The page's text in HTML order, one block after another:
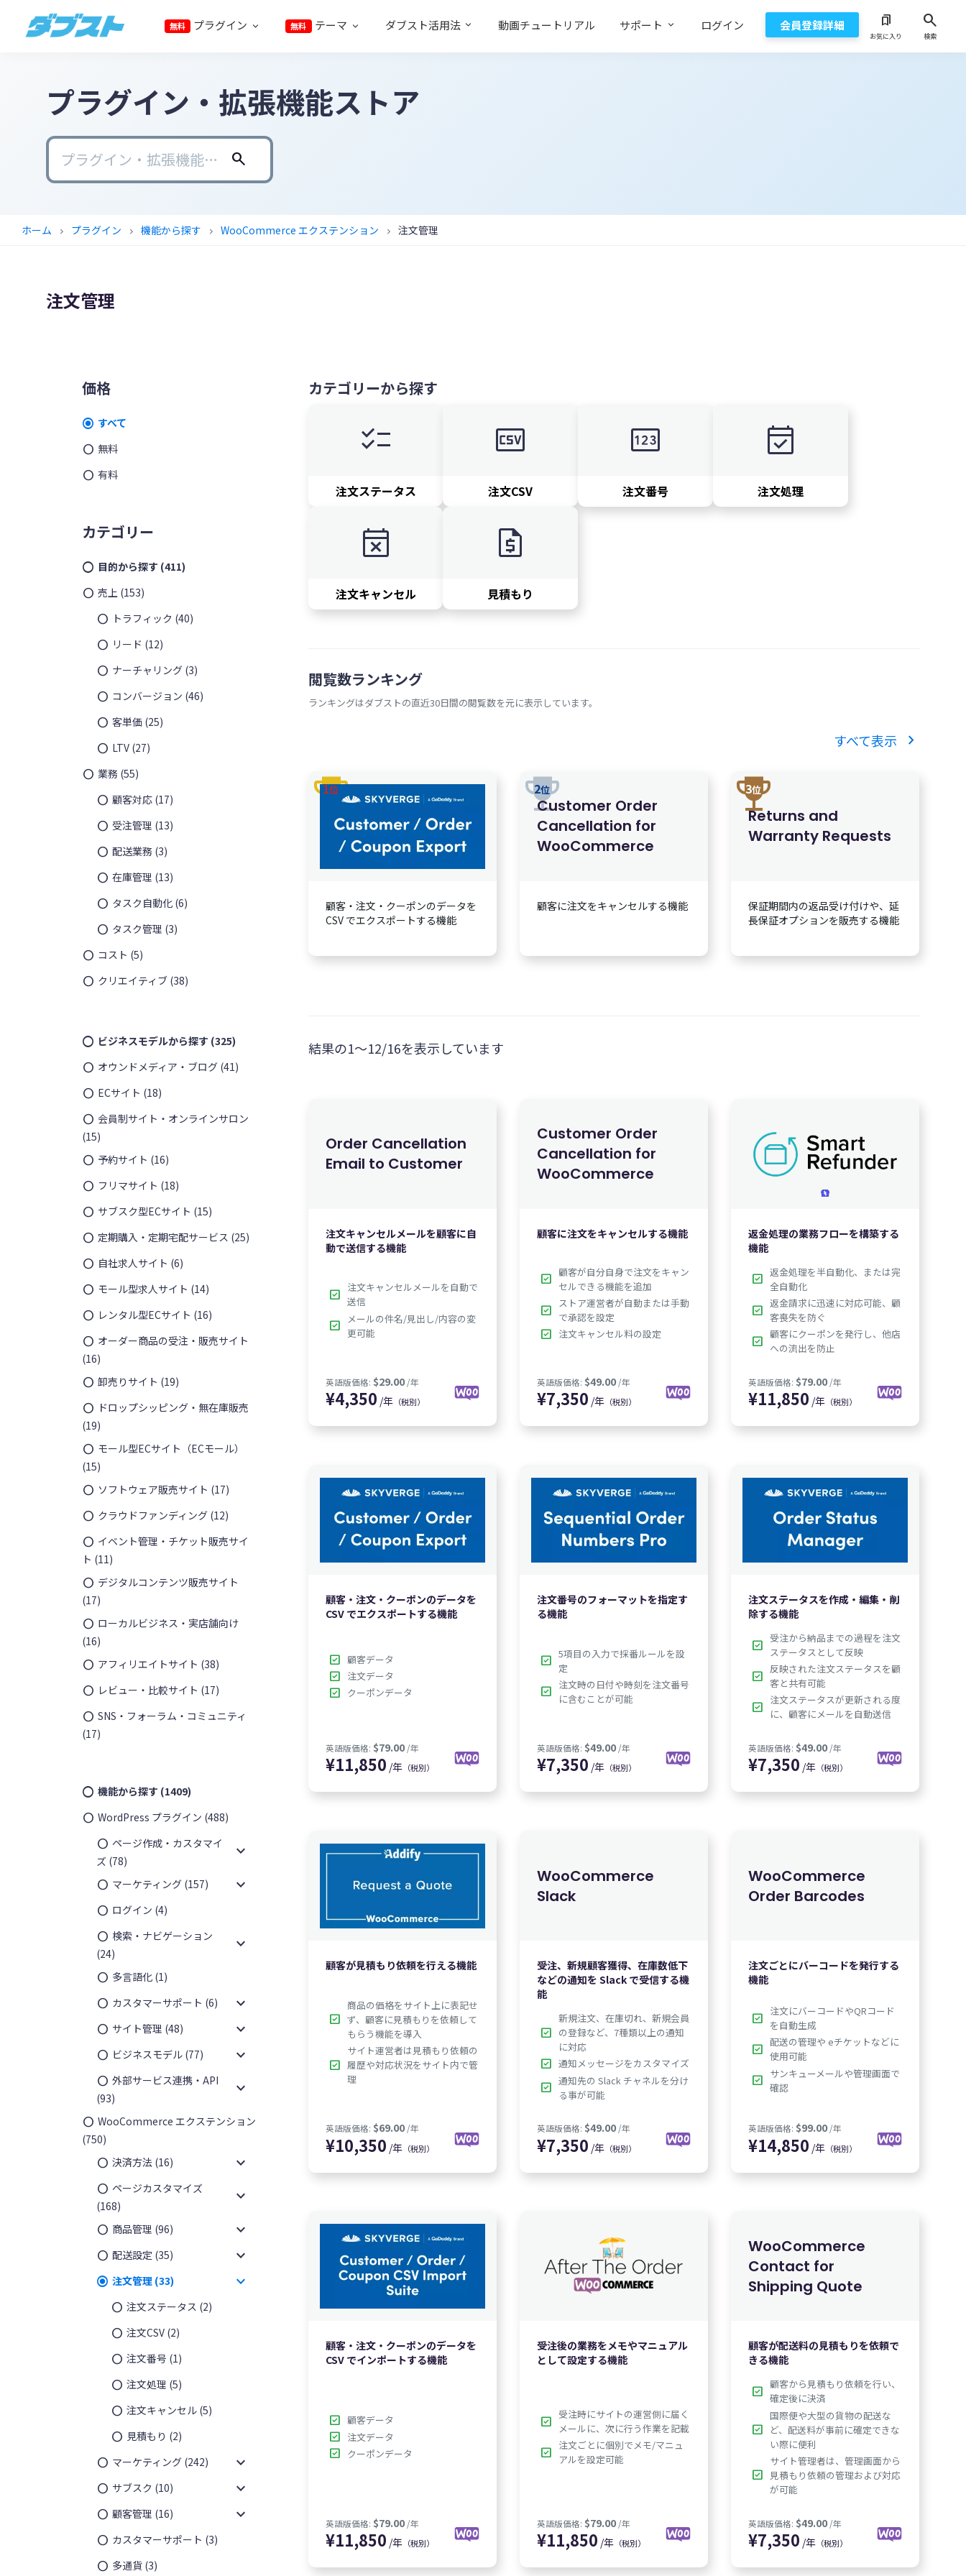
ネ
無料 プラグイン 無料 テーマ ダブスト活用法 動画チュートリアル サポート ログイン 会員登録詳細 bookmarks
お気に入り
search
検索
プラグイン・拡張機能ストア
search
ホーム chevron_right プラグイン chevron_right 機能から探す chevron_right WooCommerce エクステンション chevron_right 注文管理
注文管理
メ
イ
ン
サ
ド
バ
ー
価格
すべて
無料
有料
カテゴリー
目的から探す (411)
売上 (153)
トラフィック (40)
リード (12)
ナーチャリング (3)
コンバージョン (46)
客単価 (25)
LTV (27)
業務 (55)
顧客対応 (17)
受注管理 (13)
配送業務 (3)
在庫管理 (13)
タスク自動化 (6)
タスク管理 (3)
コスト (5)
クリエイティブ (38)
ビジネスモデルから探す (325)
オウンドメディア・ブログ (41)
ECサイト (18)
会員制サイト・オンラインサロン
(15)
予約サイト (16)
フリマサイト (18)
サブスク型ECサイト (15)
定期購入・定期宅配サービス (25)
自社求人サイト (6)
モール型求人サイト (14)
レンタル型ECサイト (16)
オーダー商品の受注・販売サイト
(16)
卸売りサイト (19)
ドロップシッピング・無在庫販売
(19)
モール型ECサイト（ECモール）
(15)
ソフトウェア販売サイト (17)
クラウドファンディング (12)
イベント管理・チケット販売サイ
ト (11)
デジタルコンテンツ販売サイト
(17)
ローカルビジネス・実店舗向け
(16)
アフィリエイトサイト (38)
レビュー・比較サイト (17)
SNS・フォーラム・コミュニティ
(17)
機能から探す (1409)
WordPress プラグイン (488)
ページ作成・カスタマイ
ズ (78) expand_more
マーケティング (157) expand_more
ログイン (4)
検索・ナビゲーション
(24)
expand_more
多言語化 (1)
カスタマーサポート (6) expand_more
サイト管理 (48) expand_more
ビジネスモデル (77) expand_more
外部サービス連携・API
(93)
expand_more
WooCommerce エクステンション
(750)
決済方法 (16) expand_more
ページカスタマイズ
(168)
expand_more
商品管理 (96) expand_more
配送設定 (35) expand_more
注文管理 (33) expand_more
注文ステータス (2)
注文CSV (2)
注文番号 (1)
注文処理 (5)
注文キャンセル (5)
見積もり (2)
マーケティング (242) expand_more
サブスク (10) expand_more
顧客管理 (16) expand_more
カスタマーサポート (3)
多通貨 (3)
カテゴリーから探す
checklist
注文ステータス
csv
注文CSV
pin
注文番号
event_available
注文処理
event_busy
注文キャンセル
request_quote
見積もり
閲覧数ランキング
ランキングはダブストの直近30日間の閲覧数を元に表示しています。
すべて表示 chevron_right
trophy
1位
顧客・注文・クーポンのデータを
CSV でエクスポートする機能
trophy
2位
Customer Order
Cancellation for
WooCommerce
顧客に注文をキャンセルする機能
trophy
3位
Returns and
Warranty Requests
保証期間内の返品受け付けや、延
長保証オプションを販売する機能
結果の1～12/16を表示しています
Order Cancellation
Email to Customer
注文キャンセルメールを顧客に自
動で送信する機能
check_box 注文キャンセルメールを自動で
送信
check_box
メールの件名/見出し/内容の変
更可能
英語版価格: $29.00/年
/年（税別）
Customer Order
Cancellation for
WooCommerce
顧客に注文をキャンセルする機能
check_box 顧客が自分自身で注文をキャン
セルできる機能を追加
check_box ストア運営者が自動または手動
で承認を設定
check_box 注文キャンセル料の設定
英語版価格:$49.00
¥7,350
/年（税別）
返金処理の業務フローを構築する
機能
check_box 返金処理を半自動化、または完
全自動化
check_box 返金請求に迅速に対応可能、顧
客喪失を防ぐ
check_box 顧客にクーポンを発行し、他店
への流出を防止
英語版価格:
/年 （税別）
顧客・注文・クーポンのデータを
CSV でエクスポートする機能
check_box 顧客データ
check_box 注文データ
check_box クーポンデータ
/年（税別）
注文番号のフォーマットを指定す
る機能
check_box 5項目の入力で採番ルールを設
定
check_box 注文時の日付や時刻を注文番号
に含むことが可能
/年（税別）
注文ステータスを作成・編集・削
除する機能
check_box 受注から納品までの過程を注文
ステータスとして反映
check_box 反映された注文ステータスを顧
客と共有可能
check_box 注文ステータスが更新される度
に、顧客にメールを自動送信
/年 （税別）
顧客が見積もり依頼を行える機能
check_box
商品の価格をサイト上に表記せ
ず、顧客に見積もりを依頼して
もらう機能を導入
check_box
サイト運営者は見積もり依頼の
履歴や対応状況をサイト内で管
理
英語版価格:$69.00
10,350
/年（税別）
WooCommerce
Slack
受注、新規顧客獲得、在庫数低下
などの通知を Slack で受信する機
能
check_box
新規注文、在庫切れ、新規会員
の登録など、7種類以上の通知
に対応
check_box 通知メッセージをカスタマイズ
check_box 通知先の Slack チャネルを分け
る事が可能
英語版価格:
¥7,350
/年（税別）
WooCommerce
Order Barcodes
注文ごとにバーコードを発行する
機能
check_box 注文にバーコードやQRコード
を自動生成
check_box 配送の管理や eチケットなどに
使用可能
check_box サンキューメールや管理画面で
確認
¥14,850
/年 （税別）
顧客・注文・クーポンのデータを
CSV でインポートする機能
check_box 顧客データ
check_box 注文データ
check_box クーポンデータ
/年（税別）
受注後の業務をメモやマニュアル
として設定する機能
check_box 受注時にサイトの運営側に届く
メールに、次に行う作業を記載
check_box 注文ごとに個別でメモ/マニュ
アルを設定可能
/年（税別）
WooCommerce
Contact for
Shipping Quote
顧客が配送料の見積もりを依頼で
きる機能
check_box 顧客から見積もり依頼を行い、
確定後に決済
check_box
国際便や大型の貨物の配送な
ど、配送料が事前に確定できな
い際に便利
check_box
サイト管理者は、管理画面から
見積もり依頼の管理および対応
が可能
/年 （税別）